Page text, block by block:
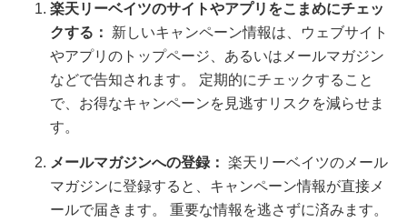
楽天リーベイツのサイトやアプリをこまめにチェッ
クする：
新しいキャンペーン情報は、ウェブサイト
やアプリのトップページ、あるいはメールマガジン
などで告知されます。 定期的にチェックすること
で、お得なキャンペーンを見逃すリスクを減らせま
す。
メールマガジンへの登録： 楽天リーベイツのメール
マガジンに登録すると、キャンペーン情報が直接メ
ールで届きます。 重要な情報を逃さずに済みます。